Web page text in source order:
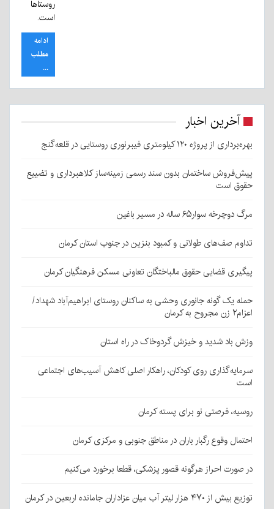
روستاها
است.
ادامه
مطلب
...
آخرین اخبار
بهره‌برداری از پروژه ۱۲۰ کیلومتری فیبرنوری روستایی در قلعه‌گنج
پیش‌فروش ساختمان بدون سند رسمی زمینه‌ساز کلاهبرداری و تضییع
حقوق است
مرگ دوچرخه سوار۶۵ ساله در مسیر باغین
تداوم صف‌های طولانی و کمبود بنزین در جنوب استان کرمان
پیگیری قضایی حقوق مالباختگان تعاونی مسکن فرهنگیان کرمان
حمله یک گونه جانوری وحشی به ساکنان روستای ابراهیم‌آباد شهداد/
اعزام۲ زن مجروح به کرمان
وزش باد شدید و خیزش گردوخاک در راه استان
سرمایه‌گذاری روی کودکان، راهکار اصلی کاهش آسیب‌های اجتماعی
است
روسیه، فرصتی نو برای پسته کرمان
احتمال وقوع رگبار باران در مناطق جنوبی و مرکزی کرمان
در صورت احراز هرگونه قصور پزشکی، قطعا برخورد می‌کنیم
توزیع بیش از ۴۷۰ هزار لیتر آب میان عزاداران جامانده اربعین در کرمان